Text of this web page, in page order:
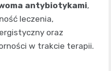
antybiotykami,
leczenia,
oraz
w trakcie terapii.